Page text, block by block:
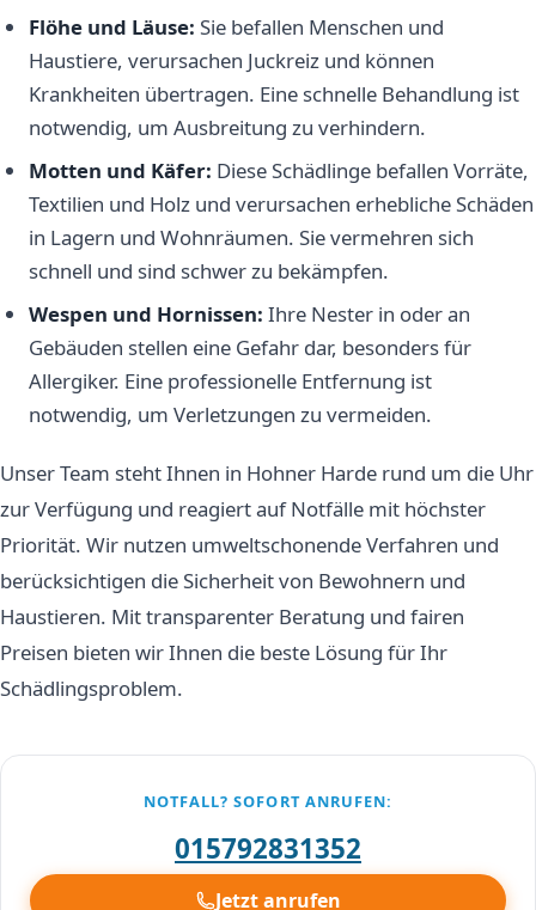
Flöhe und Läuse: Sie befallen Menschen und
Haustiere, verursachen Juckreiz und können
Krankheiten übertragen. Eine schnelle Behandlung ist
notwendig, um Ausbreitung zu verhindern.
Motten und Käfer: Diese Schädlinge befallen Vorräte,
Textilien und Holz und verursachen erhebliche Schäden
in Lagern und Wohnräumen. Sie vermehren sich
schnell und sind schwer zu bekämpfen.
Wespen und Hornissen: Ihre Nester in oder an
Gebäuden stellen eine Gefahr dar, besonders für
Allergiker. Eine professionelle Entfernung ist
notwendig, um Verletzungen zu vermeiden.
Unser Team steht Ihnen in Hohner Harde rund um die Uhr
zur Verfügung und reagiert auf Notfälle mit höchster
Priorität. Wir nutzen umweltschonende Verfahren und
berücksichtigen die Sicherheit von Bewohnern und
Haustieren. Mit transparenter Beratung und fairen
Preisen bieten wir Ihnen die beste Lösung für Ihr
Schädlingsproblem.
NOTFALL? SOFORT ANRUFEN:
015792831352
Jetzt anrufen